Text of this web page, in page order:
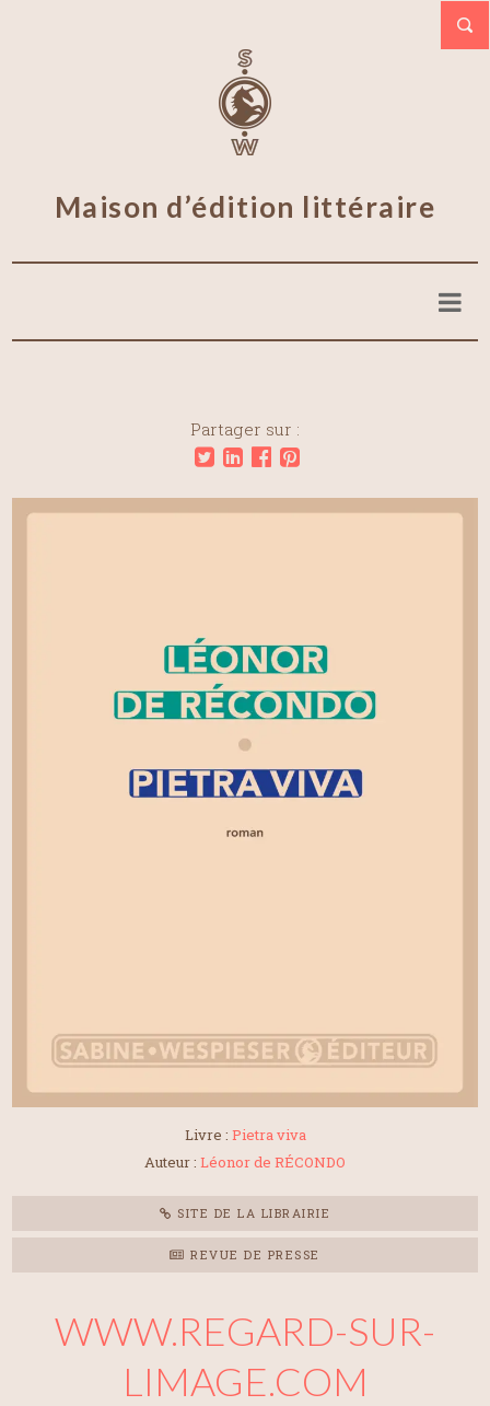
Maison d’édition littéraire
Partager sur :
Livre : Pietra viva
Auteur : Léonor de RÉCONDO
SITE DE LA LIBRAIRIE
REVUE DE PRESSE
WWW.REGARD-SUR-
LIMAGE.COM